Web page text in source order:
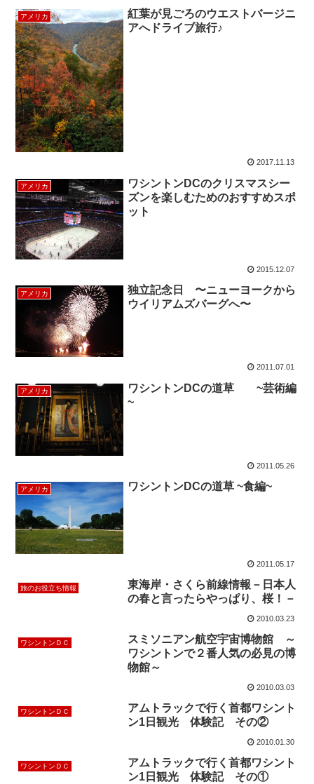
アメリカ
紅葉が見ごろのウエストバージニ
アへドライブ旅行♪
2017.11.13
アメリカ
ワシントンDCのクリスマスシー
ズンを楽しむためのおすすめスポ
ット
2015.12.07
アメリカ
独立記念日 〜ニューヨークから
ウイリアムズバーグへ〜
2011.07.01
アメリカ
ワシントンDCの道草 ~芸術編
~
2011.05.26
アメリカ ワシントンDCの道草 ~食編~
2011.05.17
旅のお役立ち情報
東海岸・さくら前線情報－日本人
の春と言ったらやっぱり、桜！－
2010.03.23
ワシントンＤＣ
スミソニアン航空宇宙博物館 ～
ワシントンで２番人気の必見の博
物館～
2010.03.03
ワシントンＤＣ
アムトラックで行く首都ワシント
ン1日観光 体験記 その②
2010.01.30
ワシントンＤＣ
アムトラックで行く首都ワシント
ン1日観光 体験記 その①